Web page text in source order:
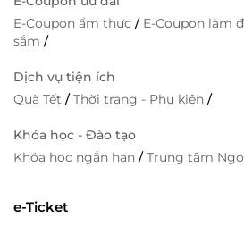
E-Coupon ẩm thực / E-Coupon làm
sắm /
Dịch vụ tiện ích
Quà Tết /Thời trang - Phụ kiện /
Khóa học - Đào tạo
Khóa học ngắn hạn /Trung tâm
e-Ticket